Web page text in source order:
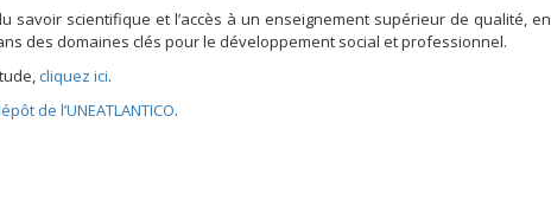
savoir scientifique et l’accès à un enseignement supérieur de qualité,
des domaines clés pour le développement social et professionnel.
cliquez ici.
de l’UNEATLANTICO.